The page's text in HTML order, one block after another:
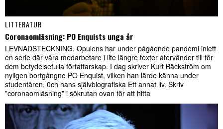
LITTERATUR
Coronaomläsning: PO Enquists unga år
LEVNADSTECKNING. Opulens har under pågående pandemi inlett
en serie där våra medarbetare i lite längre texter återvänder till för
dem betydelsefulla författarskap. I dag skriver Kurt Bäckström om
nyligen bortgångne PO Enquist, vilken han lärde känna under
studentåren, 0ch hans självbiografiska Ett annat liv. Skriv
”coronaomläsning” i sökrutan ovan för att hitta